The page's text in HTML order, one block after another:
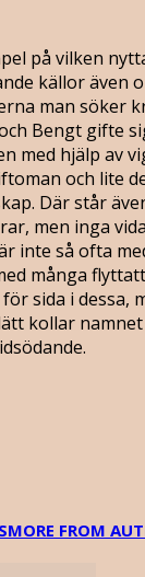
på vilken
källor även
man söker
Bengt gifte
med hjälp av
och lite
Där står
men inga
inte så ofta
många
sida i dessa,
kollar
MORE FROM